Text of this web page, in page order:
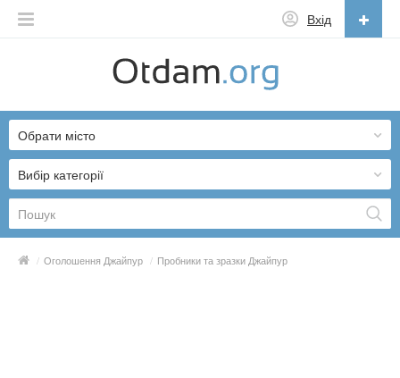
Вхід
English
Русский
Українська
Вибір категорії
Обрати місто
/ Оголошення Джайпур / Пробники та зразки Джайпур